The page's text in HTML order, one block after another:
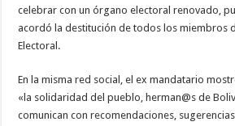
celebrar con un órgano electoral renovado,
acordó la destitución de todos los miembros
Electoral.
En la misma red social, el ex mandatario
«la solidaridad del pueblo, herman@s de
comunican con recomendaciones,